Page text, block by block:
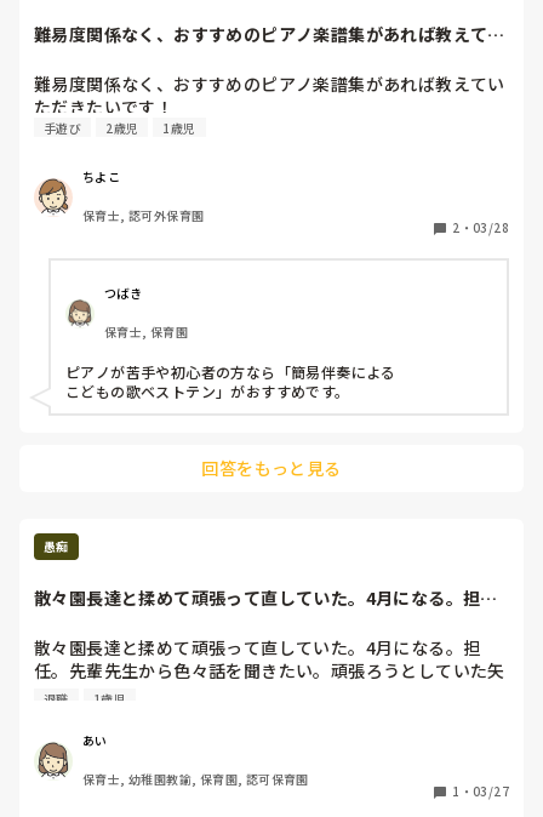
くありません。今、研修中で4月入職なのですが、こんな心
の状態で本当に入職していいものか悩んでいます。
この先生と組んだら‥と思うと気が重いですよね。
研修中ということであれば、指導の先生などに相談してみて
尊敬できる先生と組めると良いですね。
難易度関係なく、おすすめのピアノ楽譜集があれば教えてい
難易度関係なく、おすすめのピアノ楽譜集があれば教えてい
ただきたいです！
手遊び 2歳児 1歳児
ちよこ
保育士, 認可外保育園
2 ・ 03/28
つばき
保育士, 保育園
ピアノが苦手や初心者の方なら「簡易伴奏による
こどもの歌ベストテン」がおすすめです。
回答をもっと見る
愚痴
散々園長達と揉めて頑張って直していた。4月になる。担
散々園長達と揉めて頑張って直していた。4月になる。担
任。先輩先生から色々話を聞きたい。頑張ろうとしていた矢
先。4月1日より本部(自宅から1時間かかる所)で１ヶ月研
われた。フリーならわかる。けど担任。新入生入る。保護者
への挨拶は？新しい先生と保育の進め方の話したい。なん
で？しかも私近場でここに来た。そっちへ行くことはないっ
退職 1歳児
あい
保育士, 幼稚園教諭, 保育園, 認可保育園
1 ・ 03/27